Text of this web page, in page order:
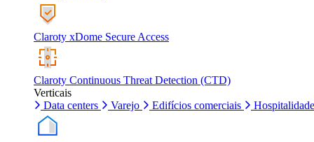
Claroty xDome Secure Access
Claroty Continuous Threat Detection (CTD)
Verticais
Data centers
Varejo Edifícios comerciais Hospitalidade